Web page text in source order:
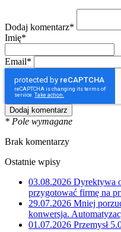
Dodaj komentarz*
Imię*
Email*
* Pole wymagane
Brak komentarzy
Ostatnie wpisy
03.08.2026 Dyrektywa
przygotować firmę na
29.07.2026 Mniej
konwersja.
01.07.2026 Przemysł